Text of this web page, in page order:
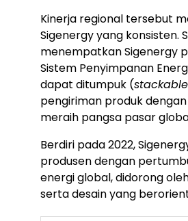
Kinerja regional tersebut
Sigenergy yang konsisten.
menempatkan Sigenergy
Sistem Penyimpanan
dapat ditumpuk (stackable
pengiriman produk
meraih pangsa pasar
Berdiri pada 2022,
produsen dengan
energi global, didorong
serta desain yang